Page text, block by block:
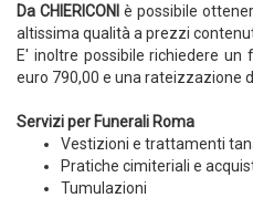
Da CHIERICONI è possibile
altissima qualità a prezzi
E' inoltre possibile richiedere
euro 790,00 e una rateizzazione
Servizi per Funerali Roma
Vestizioni e trattamenti
Pratiche cimiteriali e
Tumulazioni